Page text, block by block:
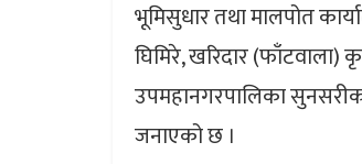
भूमिसुधार तथा मालपोत
घिमिरे, खरिदार (फाँटवाला)
उपमहानगरपालिका
जनाएको छ ।